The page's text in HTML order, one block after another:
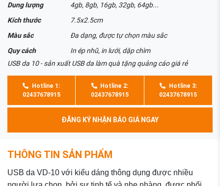
Dung lượng
4gb, 8gb, 16gb, 32gb, 64gb...
Kích thước
7.5x2.5cm
Màu sắc
Đa dạng, được tự chọn màu sắc
Quy cách
In ép nhũ, in lưới, dập chìm
USB da 10 - sản xuất USB da làm quà tặng quảng cáo giá rẻ
Hotline 1:
02437678915
Hotline 2:
02437678915
Hotline 3:
02437678915
ĐĂNG KÝ NHẬN BÁO GIÁ NGAY
THÔNG TIN SẢN PHẨM
USB da VD-10 với kiểu dáng thông dụng được nhiều